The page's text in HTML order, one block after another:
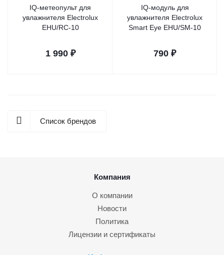
IQ-метеопульт для
увлажнителя Electrolux
EHU/RC-10
1 990₽
IQ-модуль для
увлажнителя Electrolux
Smart Eye EHU/SM-10
790 ₽
Список брендов
Компания
О компании
Новости
Политика
Лицензии и сертификаты